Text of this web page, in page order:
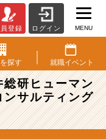
登録 ログイン MENU
探す 就職イベント
研ヒューマン
ンサルティング